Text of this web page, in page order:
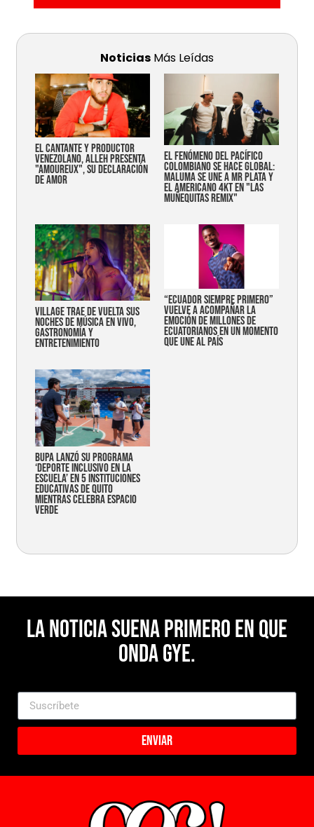
Noticias Más Leídas
EL CANTANTE Y PRODUCTOR
VENEZOLANO, ALLEH PRESENTA
"AMOUREUX", SU DECLARACIÓN
DE AMOR
EL FENÓMENO DEL PACÍFICO
COLOMBIANO SE HACE GLOBAL:
MALUMA SE UNE A MR PLATA Y
EL AMERICANO 4KT EN "LAS
MUÑEQUITAS REMIX"
Village trae de vuelta sus
noches de música en vivo,
gastronomía y
entretenimiento
“Ecuador siempre primero”
vuelve a acompañar la
emoción de millones de
ecuatorianos en un momento
que une al país
Bupa lanzó su programa
‘Deporte Inclusivo en la
Escuela’ en 5 instituciones
educativas de Quito
mientras celebra espacio
verde
La noticia suena primero en Que
Onda Gye.
Enviar